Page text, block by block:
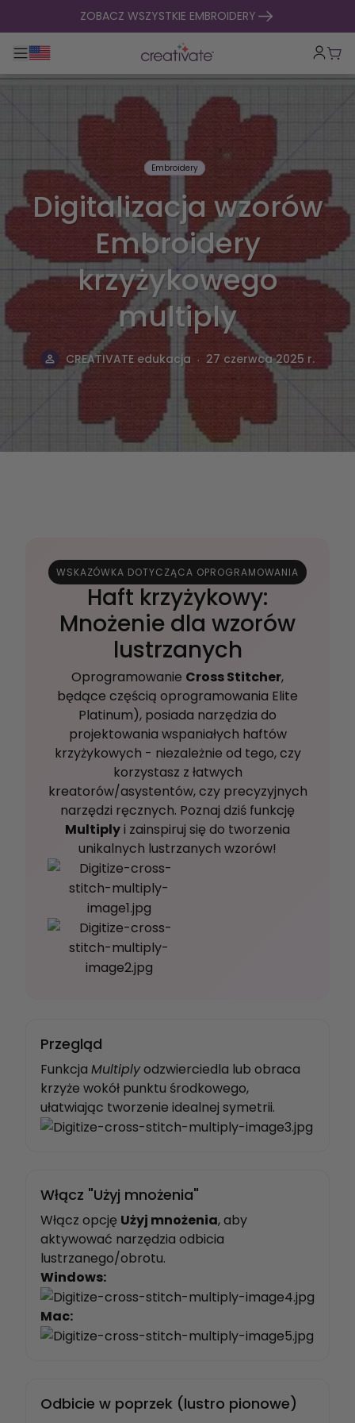
Przejdź do treściZOBACZ WSZYSTKIE EMBROIDERY
Przełącz główną nawigację
Embroidery
Digitalizacja wzorów
Embroidery
krzyżykowego
multiply
CREATIVATE edukacja . 27 czerwca 2025 r.
WSKAZÓWKA DOTYCZĄCA OPROGRAMOWANIA
Haft krzyżykowy:
Mnożenie dla wzorów
lustrzanych
Oprogramowanie Cross Stitcher,
będące częścią oprogramowania Elite
Platinum), posiada narzędzia do
projektowania wspaniałych haftów
krzyżykowych - niezależnie od tego, czy
korzystasz z łatwych
kreatorów/asystentów, czy precyzyjnych
narzędzi ręcznych. Poznaj dziś funkcję
Multiplyi zainspiruj się do tworzenia
unikalnych lustrzanych wzorów!
Przegląd
Funkcja Multiplyodzwierciedla lub obraca
krzyże wokół punktu środkowego,
ułatwiając tworzenie idealnej symetrii.
Włącz "Użyj mnożenia"
Włącz opcję Użyj mnożenia, aby
aktywować narzędzia odbicia
lustrzanego/obrotu.
Windows:
Mac:
Odbicie w poprzek (lustro pionowe)